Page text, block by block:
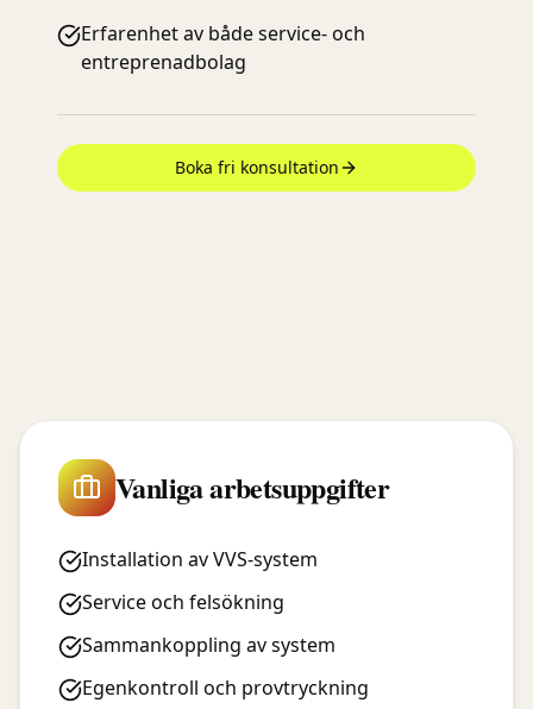
Erfarenhet av både service- och
entreprenadbolag
Boka fri konsultation
Vanliga arbetsuppgifter
Installation av VVS-system
Service och felsökning
Sammankoppling av system
Egenkontroll och provtryckning